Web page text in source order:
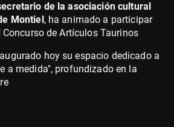
de la asociación cultural
Montiel, ha animado a participar
de Artículos Taurinos
hoy su espacio dedicado a
a medida", profundizado en la